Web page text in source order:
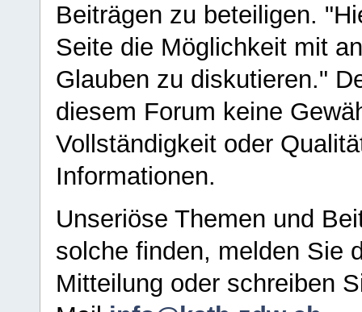
Beiträgen zu beteiligen.
Seite die Möglichkeit mit
Glauben zu diskutieren."
diesem Forum keine
Vollständigkeit oder
Informationen.
Unseriöse Themen und
solche finden, melden Sie
Mitteilung oder schreiben